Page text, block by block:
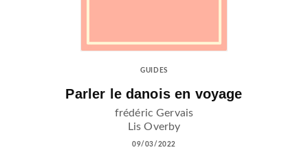
GUIDES
Parler le danois en voyage
frédéric Gervais
Lis Overby
09/03/2022